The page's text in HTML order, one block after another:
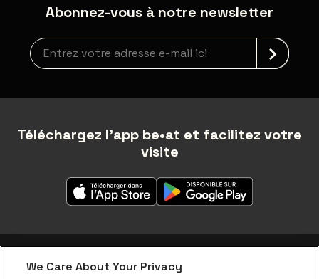
Abonnez-vous à notre newsletter
Inscription à la newsletter
Téléchargez l'app be•at et facilitez votre
visite
We Care About Your Privacy